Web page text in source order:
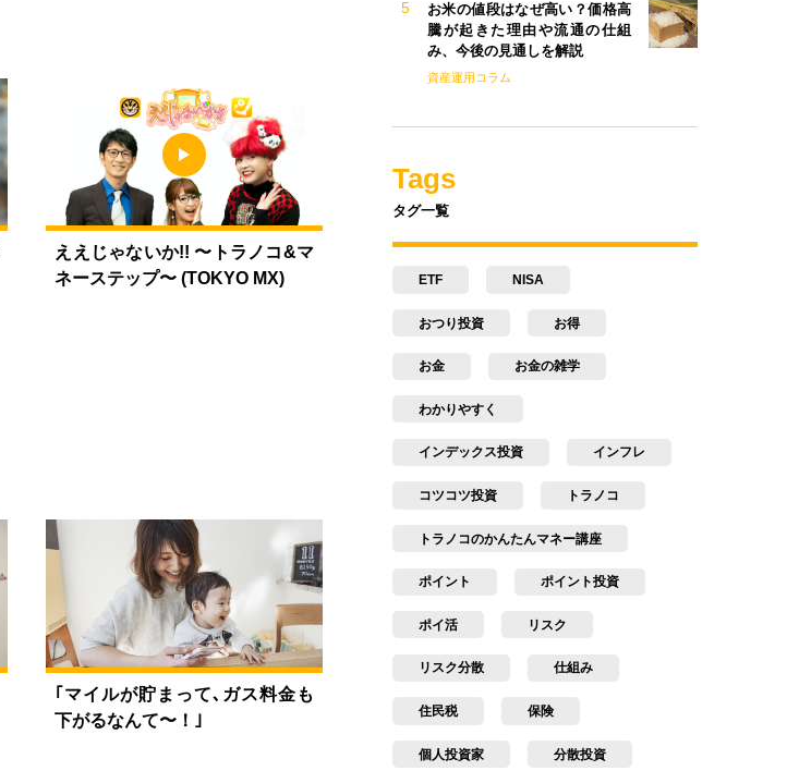
ええじゃないか!! 〜トラノコ&マ
ネーステップ〜 (TOKYO MX)
｢マイルが貯まって､ガス料金も
下がるなんて〜！｣
お米の値段はなぜ高い？価格高
騰が起きた理由や流通の仕組
み、今後の見通しを解説
資産運用コラム
Tags
タグ一覧
ETF NISA
おつり投資 お得
お金 お金の雑学
わかりやすく
インデックス投資 インフレ
コツコツ投資 トラノコ
トラノコのかんたんマネー講座
ポイント ポイント投資
ポイ活 リスク
リスク分散 仕組み
住民税 保険
個人投資家 分散投資